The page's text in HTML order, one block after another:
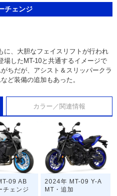
チェンジ
に、大胆なフェイスリフトが行われ
場したMT-10と共通するイメージで
ちだが、アシスト＆スリッパークラ
ど装備の追加もあった。
カラー／関連情報
09 AB
チェンジ
2024年 MT-09 Y-A
MT・追加